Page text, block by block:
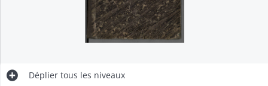
Déplier tous les niveaux